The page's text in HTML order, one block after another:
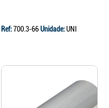
Ref:700.3-66Unidade:UNI